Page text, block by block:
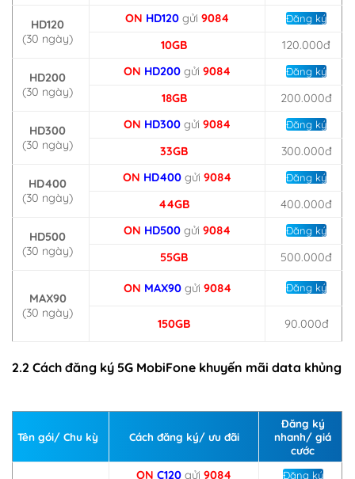
HD120
(30 ngày)
ON HD120 gửi 9084 Đăng ký
10GB 120.000đ
HD200
(30 ngày)
ON HD200 gửi 9084 Đăng ký
18GB 200.000đ
HD300
(30 ngày)
ON HD300 gửi 9084 Đăng ký
33GB 300.000đ
HD400
(30 ngày)
ON HD400 gửi 9084 Đăng ký
44GB 400.000đ
HD500
(30 ngày)
ON HD500 gửi 9084 Đăng ký
55GB 500.000đ
MAX90
(30 ngày)
ON MAX90 gửi 9084 Đăng ký
150GB 90.000đ
2.2 Cách đăng ký 5G MobiFone khuyến mãi data khủng
Tên gói/ Chu kỳ Cách đăng ký/ ưu đãi
Đăng ký
nhanh/ giá
cước
ON C120 gửi 9084 Đăng ký